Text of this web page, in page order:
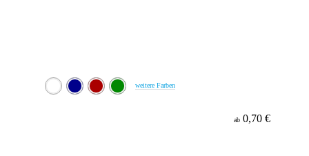
weitere Farben
ab 0,70 €